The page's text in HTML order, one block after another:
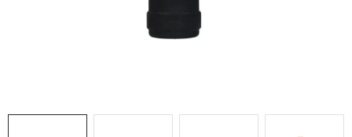
Výměna, vrácení a reklamace
Obchodní podmínky